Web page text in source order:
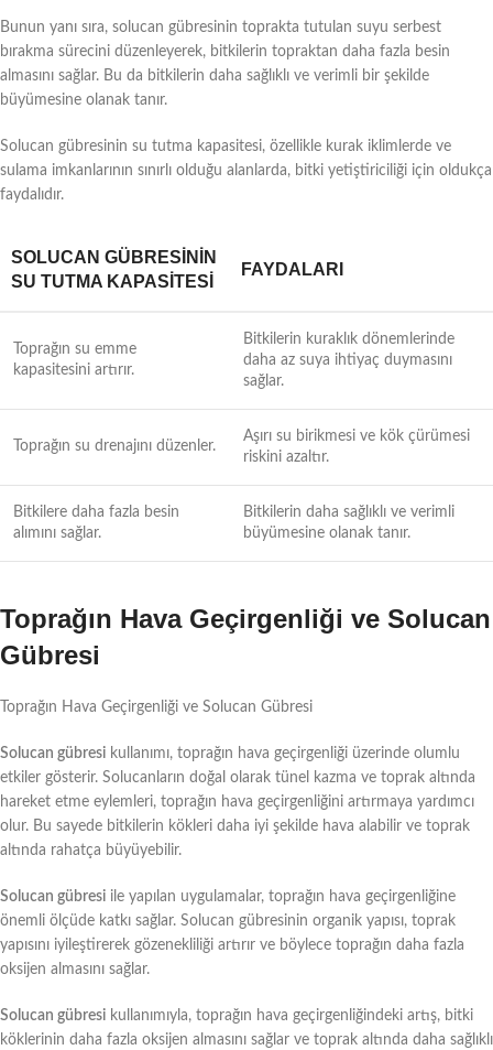
Bunun yanı sıra, solucan gübresinin toprakta tutulan suyu serbest
bırakma sürecini düzenleyerek, bitkilerin topraktan daha fazla besin
almasını sağlar. Bu da bitkilerin daha sağlıklı ve verimli bir şekilde
büyümesine olanak tanır.
Solucan gübresinin su tutma kapasitesi, özellikle kurak iklimlerde ve
sulama imkanlarının sınırlı olduğu alanlarda, bitki yetiştiriciliği için oldukça
faydalıdır.
SOLUCAN GÜBRESININ
SU TUTMA KAPASITESI
FAYDALARI
Toprağın su emme
kapasitesini artırır.
Bitkilerin kuraklık dönemlerinde
daha az suya ihtiyaç duymasını
sağlar.
Toprağın su drenajını düzenler.
Aşırı su birikmesi ve kök çürümesi
riskini azaltır.
Bitkilere daha fazla besin
alımını sağlar.
Bitkilerin daha sağlıklı ve verimli
büyümesine olanak tanır.
Toprağın Hava Geçirgenliği ve Solucan
Gübresi
Toprağın Hava Geçirgenliği ve Solucan Gübresi
Solucan gübresi kullanımı, toprağın hava geçirgenliği üzerinde olumlu
etkiler gösterir. Solucanların doğal olarak tünel kazma ve toprak altında
hareket etme eylemleri, toprağın hava geçirgenliğini artırmaya yardımcı
olur. Bu sayede bitkilerin kökleri daha iyi şekilde hava alabilir ve toprak
altında rahatça büyüyebilir.
Solucan gübresi ile yapılan uygulamalar, toprağın hava geçirgenliğine
önemli ölçüde katkı sağlar. Solucan gübresinin organik yapısı, toprak
yapısını iyileştirerek gözenekliliği artırır ve böylece toprağın daha fazla
oksijen almasını sağlar.
Solucan gübresi kullanımıyla, toprağın hava geçirgenliğindeki artış, bitki
köklerinin daha fazla oksijen almasını sağlar ve toprak altında daha sağlıklı